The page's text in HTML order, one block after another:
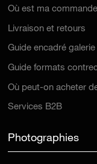
Livraison et retours
Guide encadré galerie
Guide formats
Où peut-on acheter
Services B2B